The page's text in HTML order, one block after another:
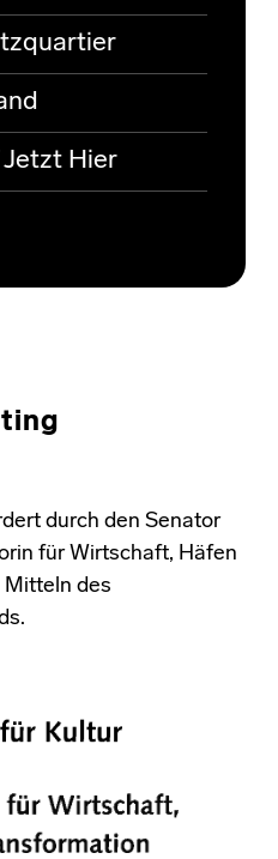
Hier
durch den Senator
für Wirtschaft, Häfen
Mitteln des